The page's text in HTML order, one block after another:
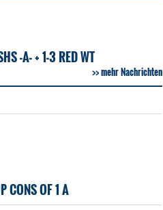
-A- + 1-3 RED WT
mehr Nachrichten
CONS OF 1 A